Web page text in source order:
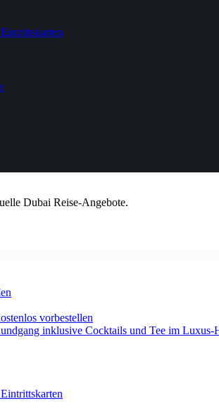
Dubai Reise-Angebote.
vorbestellen
inklusive Cocktails und Tee im Luxus-